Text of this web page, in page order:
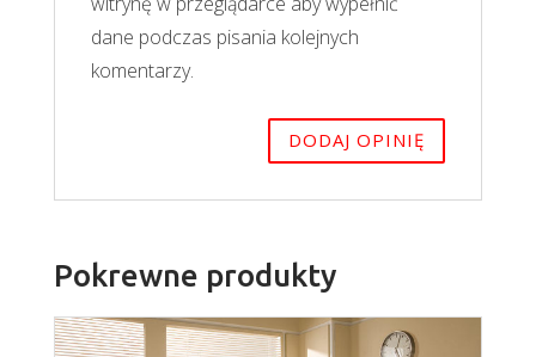
dane podczas pisania kolejnych
komentarzy.
Pokrewne produkty